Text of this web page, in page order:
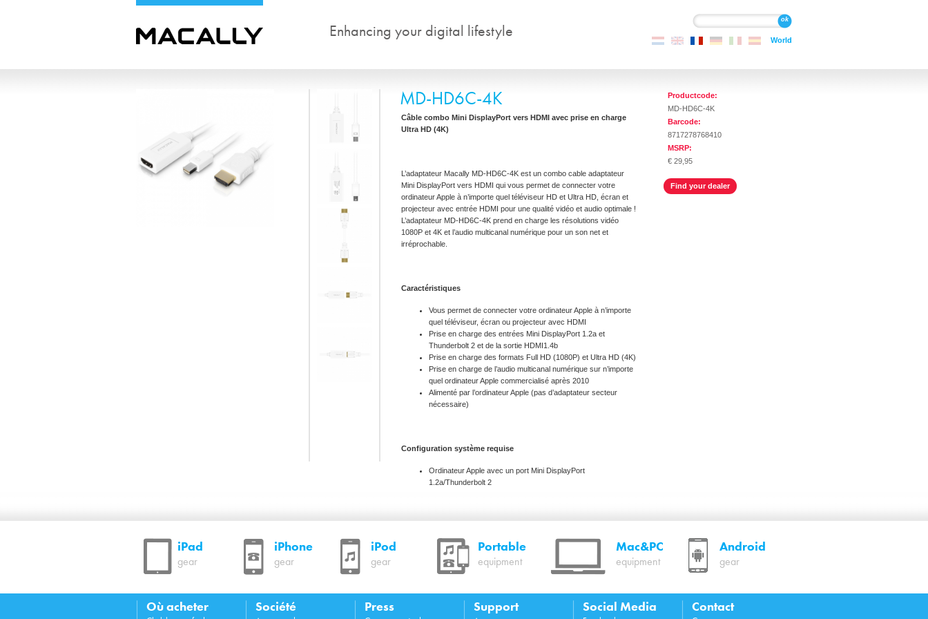
Enhancing your digital lifestyle Recherche
World
MD-HD6C-4K
Câble combo Mini DisplayPort vers HDMI avec prise en charge
Ultra HD (4K)
L’adaptateur Macally MD-HD6C-4K est un combo cable adaptateur
Mini DisplayPort vers HDMI qui vous permet de connecter votre
ordinateur Apple à n’importe quel téléviseur HD et Ultra HD, écran et
projecteur avec entrée HDMI pour une qualité vidéo et audio optimale !
L’adaptateur MD-HD6C-4K prend en charge les résolutions vidéo
1080P et 4K et l’audio multicanal numérique pour un son net et
irréprochable.
Caractéristiques
Vous permet de connecter votre ordinateur Apple à n’importe
quel téléviseur, écran ou projecteur avec HDMI
Prise en charge des entrées Mini DisplayPort 1.2a et
Thunderbolt 2 et de la sortie HDMI1.4b
Prise en charge des formats Full HD (1080P) et Ultra HD (4K)
Prise en charge de l’audio multicanal numérique sur n’importe
quel ordinateur Apple commercialisé après 2010
Alimenté par l’ordinateur Apple (pas d’adaptateur secteur
nécessaire)
Configuration système requise
Ordinateur Apple avec un port Mini DisplayPort
1.2a/Thunderbolt 2
Longueur du adaptateur: environ 180 cm
Longueur du câble : environ 15 cm
Poids : g
Contenu de l’emballage
Productcode:
MD-HD6C-4K
Barcode:
8717278768410
MSRP:
€ 29,95
Find your dealer
iPad
gear
iPhone
gear
iPod
gear
Portable
equipment
Mac&PC
equipment
Android
gear
Où acheter Société Press Support Social Media Contact